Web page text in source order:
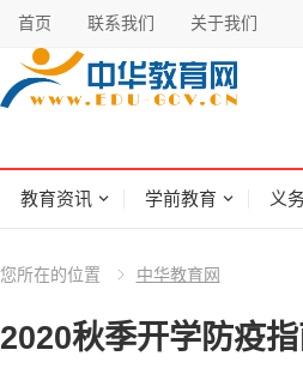
首页 联系我们 关于我们
教育资讯 学前教育 义
您所在的位置 中华教育网
2020秋季开学防疫